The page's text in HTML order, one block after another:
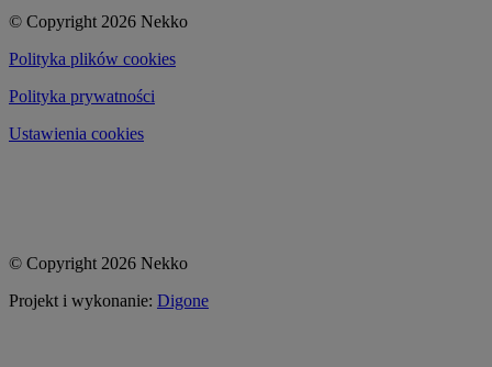
© Copyright 2026 Nekko
Polityka plików cookies
Polityka prywatności
Ustawienia cookies
© Copyright 2026 Nekko
Projekt i wykonanie: Digone